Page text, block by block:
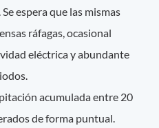
espera que las mismas
ráfagas, ocasional
eléctrica y abundante
acumulada entre 20
de forma puntual.